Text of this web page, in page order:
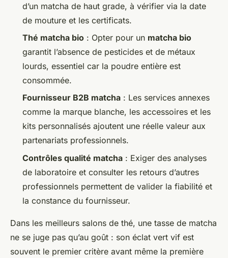
d’un matcha de haut grade, à vérifier via la date
de mouture et les certificats.
Thé matcha bio : Opter pour un matcha bio
garantit l’absence de pesticides et de métaux
lourds, essentiel car la poudre entière est
consommée.
Fournisseur B2B matcha : Les services annexes
comme la marque blanche, les accessoires et les
kits personnalisés ajoutent une réelle valeur aux
partenariats professionnels.
Contrôles qualité matcha : Exiger des analyses
de laboratoire et consulter les retours d’autres
professionnels permettent de valider la fiabilité et
la constance du fournisseur.
Dans les meilleurs salons de thé, une tasse de matcha
ne se juge pas qu’au goût : son éclat vert vif est
souvent le premier critère avant même la première